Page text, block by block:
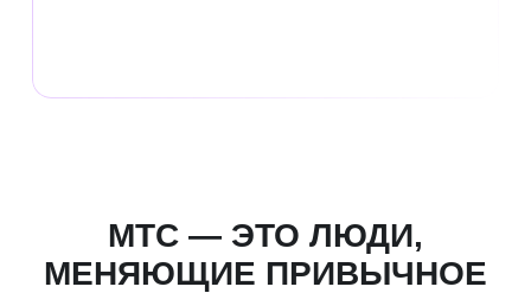
МТС — ЭТО ЛЮДИ,
МЕНЯЮЩИЕ ПРИВЫЧНОЕ